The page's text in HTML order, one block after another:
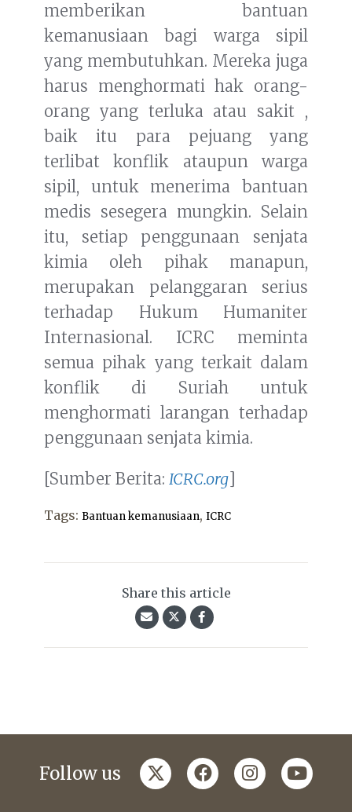
memberikan bantuan
kemanusiaan bagi warga sipil
yang membutuhkan. Mereka juga
harus menghormati hak orang-
orang yang terluka atau sakit ,
baik itu para pejuang yang
terlibat konflik ataupun warga
sipil, untuk menerima bantuan
medis sesegera mungkin. Selain
itu, setiap penggunaan senjata
kimia oleh pihak manapun,
merupakan pelanggaran serius
terhadap Hukum Humaniter
Internasional. ICRC meminta
semua pihak yang terkait dalam
konflik di Suriah untuk
menghormati larangan terhadap
penggunaan senjata kimia.
[Sumber Berita: ICRC.org]
Tags: Bantuan kemanusiaan, ICRC
Share this article
Follow us twitterfacebookinstagramyoutube